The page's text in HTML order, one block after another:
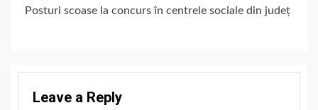
Posturi scoase la concurs în centrele sociale din județ
Leave a Reply